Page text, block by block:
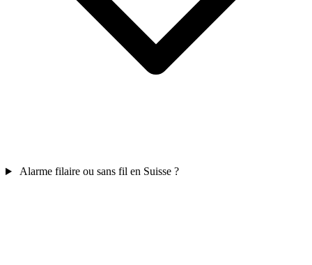
Alarme filaire ou sans fil en Suisse ?